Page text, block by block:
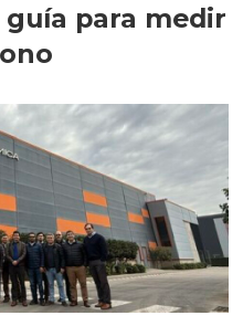
para medir